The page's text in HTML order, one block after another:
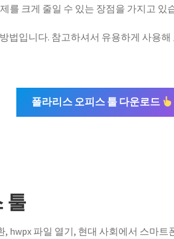
를 크게 줄일 수 있는 장점을 가지고 있
법입니다. 참고하셔서 유용하게 사용해
폴라리스 오피스 툴 다운로드
툴
, hwpx 파일 열기, 현대 사회에서 스마